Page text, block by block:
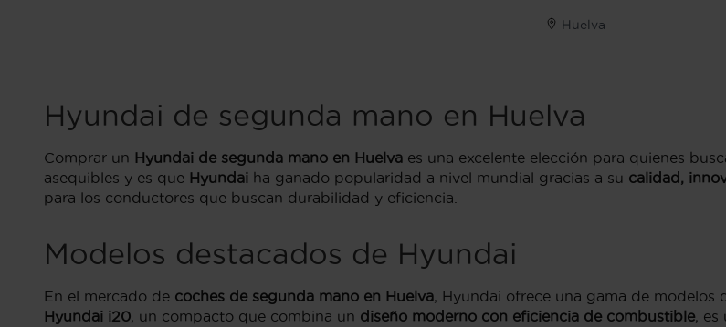
Huelva
Hyundai de segunda mano en Huelva
Comprar un Hyundai de segunda mano en Huelva es una excelente elección para quienes
asequibles y es que Hyundai ha ganado popularidad a nivel mundial gracias a su calidad,
para los conductores que buscan durabilidad y eficiencia.
Modelos destacados de Hyundai
En el mercado de coches de segunda mano en Huelva, Hyundai ofrece una gama de modelos
Hyundai i20, un compacto que combina un diseño moderno con eficiencia de combustible, es